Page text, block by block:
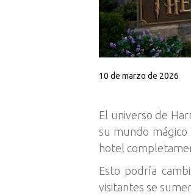
10 de marzo de 2026
El universo de
su mundo mágico
hotel
Esto podría
visitantes se